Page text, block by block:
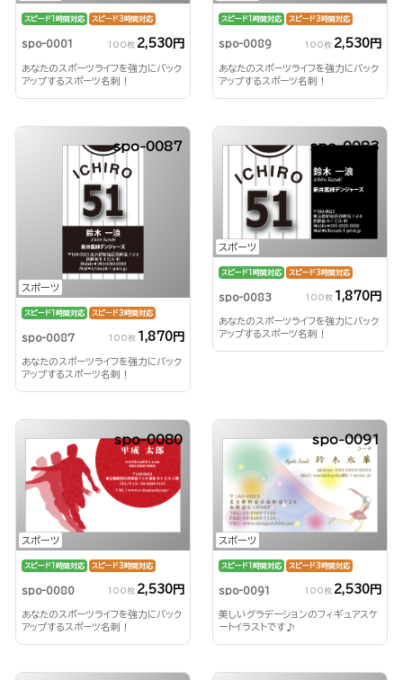
スピード1時間対応 スピード3時間対応
spo-0001 100枚 2,530円
あなたのスポーツライフを強力にバック
アップするスポーツ名刺！
スピード1時間対応 スピード3時間対応
spo-0089 100枚 2,530円
あなたのスポーツライフを強力にバック
アップするスポーツ名刺！
スポーツ
spo-0087
スピード1時間対応 スピード3時間対応
spo-0087 100枚 1,870円
あなたのスポーツライフを強力にバック
アップするスポーツ名刺！
スポーツ
spo-0083
スピード1時間対応 スピード3時間対応
spo-0083 100枚 1,870円
あなたのスポーツライフを強力にバック
アップするスポーツ名刺！
スポーツ
spo-0080
スピード1時間対応 スピード3時間対応
spo-0080 100枚 2,530円
あなたのスポーツライフを強力にバック
アップするスポーツ名刺！
スポーツ
spo-0091
スピード1時間対応 スピード3時間対応
spo-0091 100枚 2,530円
美しいグラデーションのフィギュアスケ
ートイラストです♪